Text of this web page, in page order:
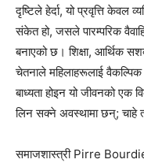
दृष्टिले हेर्दा, यो प्रवृत्ति केवल
संकेत हो, जसले पारम्परिक
बनाएको छ। शिक्षा, आर्थिक
चेतनाले महिलाहरूलाई
बाध्यता होइन यो जीवनको
लिन सक्ने अवस्थामा छन्; चाहे
समाजशास्त्री Pirre